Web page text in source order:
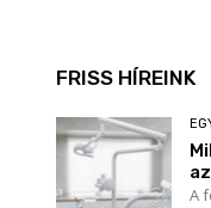
FRISS HÍREINK
A